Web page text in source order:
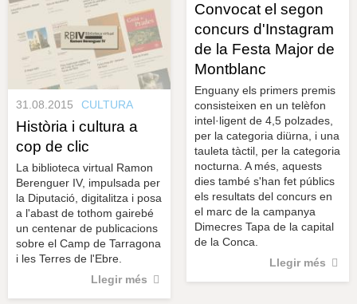
Convocat el segon
concurs d'Instagram
de la Festa Major de
Montblanc
Enguany els primers premis
consisteixen en un telèfon
intel·ligent de 4,5 polzades,
per la categoria diürna, i una
tauleta tàctil, per la categoria
nocturna. A més, aquests
dies també s'han fet públics
els resultats del concurs en
el marc de la campanya
Dimecres Tapa de la capital
de la Conca.
Llegir més
31.08.2015 CULTURA
Història i cultura a
cop de clic
La biblioteca virtual Ramon
Berenguer IV, impulsada per
la Diputació, digitalitza i posa
a l'abast de tothom gairebé
un centenar de publicacions
sobre el Camp de Tarragona
i les Terres de l'Ebre.
Llegir més